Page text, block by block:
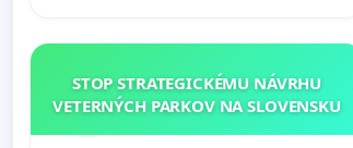
STOP STRATEGICKÉMU NÁVRHU
VETERNÝCH PARKOV NA SLOVENSKU